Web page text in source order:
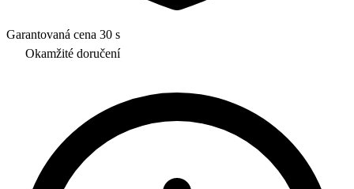
Garantovaná cena 30 s
Okamžité doručení